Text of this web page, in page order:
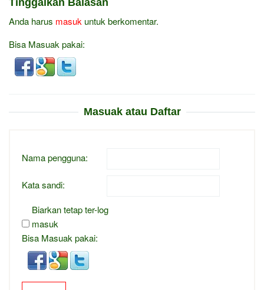
Anda harus masuk untuk berkomentar.
Bisa Masuak pakai:
Masuak atau Daftar
Nama pengguna:
Kata sandi:
Biarkan tetap ter-log
masuk
Bisa Masuak pakai: